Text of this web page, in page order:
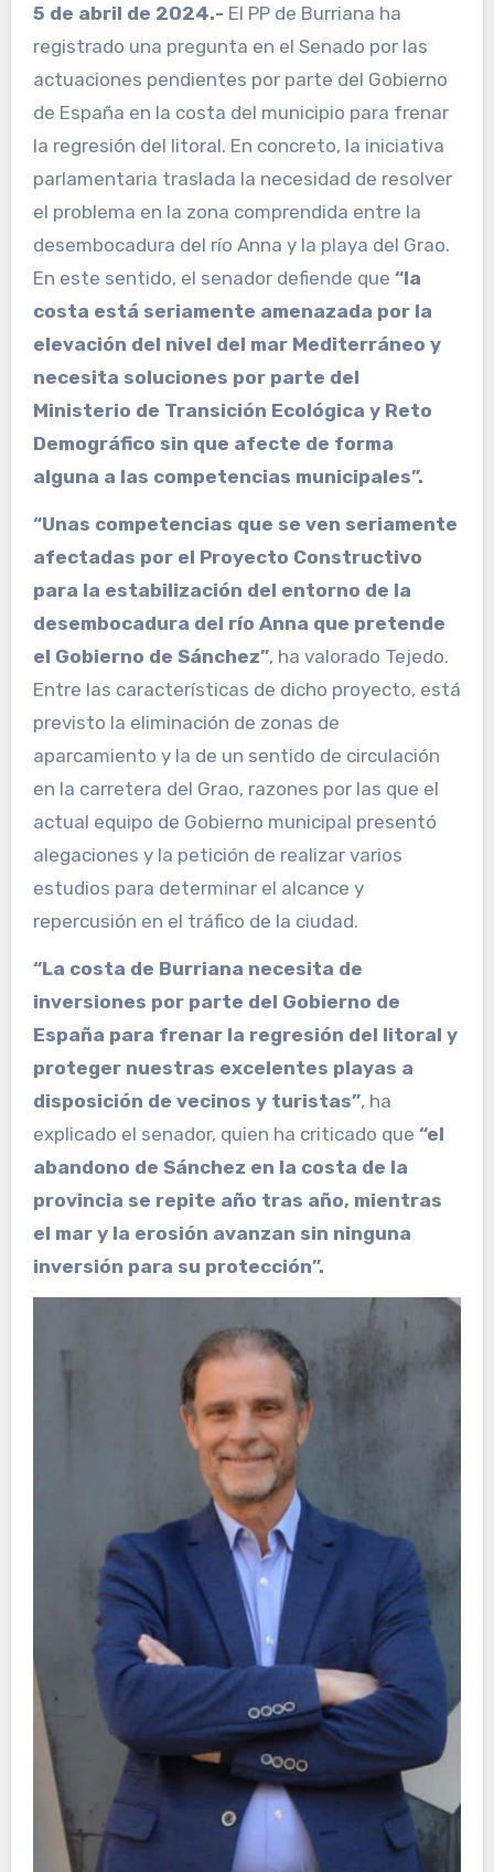
de abril de 2024.- El PP de Burriana ha
registrado una pregunta en el Senado por las
actuaciones pendientes por parte del Gobierno
de España en la costa del municipio para frenar
la regresión del litoral. En concreto, la iniciativa
parlamentaria traslada la necesidad de resolver
el problema en la zona comprendida entre la
desembocadura del río Anna y la playa del Grao.
En este sentido, el senador defiende que “la
costa está seriamente amenazada por la
elevación del nivel del mar Mediterráneo y
necesita soluciones por parte del
Ministerio de Transición Ecológica y Reto
Demográfico sin que afecte de forma
alguna a las competencias municipales”.
“Unas competencias que se ven seriamente
afectadas por el Proyecto Constructivo
para la estabilización del entorno de la
desembocadura del río Anna que pretende
el Gobierno de Sánchez”, ha valorado Tejedo.
Entre las características de dicho proyecto, está
previsto la eliminación de zonas de
aparcamiento y la de un sentido de circulación
en la carretera del Grao, razones por las que el
actual equipo de Gobierno municipal presentó
alegaciones y la petición de realizar varios
estudios para determinar el alcance y
repercusión en el tráfico de la ciudad.
“La costa de Burriana necesita de
inversiones por parte del Gobierno de
España para frenar la regresión del litoral y
proteger nuestras excelentes playas a
disposición de vecinos y turistas”, ha
explicado el senador, quien ha criticado que “el
abandono de Sánchez en la costa de la
provincia se repite año tras año, mientras
el mar y la erosión avanzan sin ninguna
inversión para su protección”.